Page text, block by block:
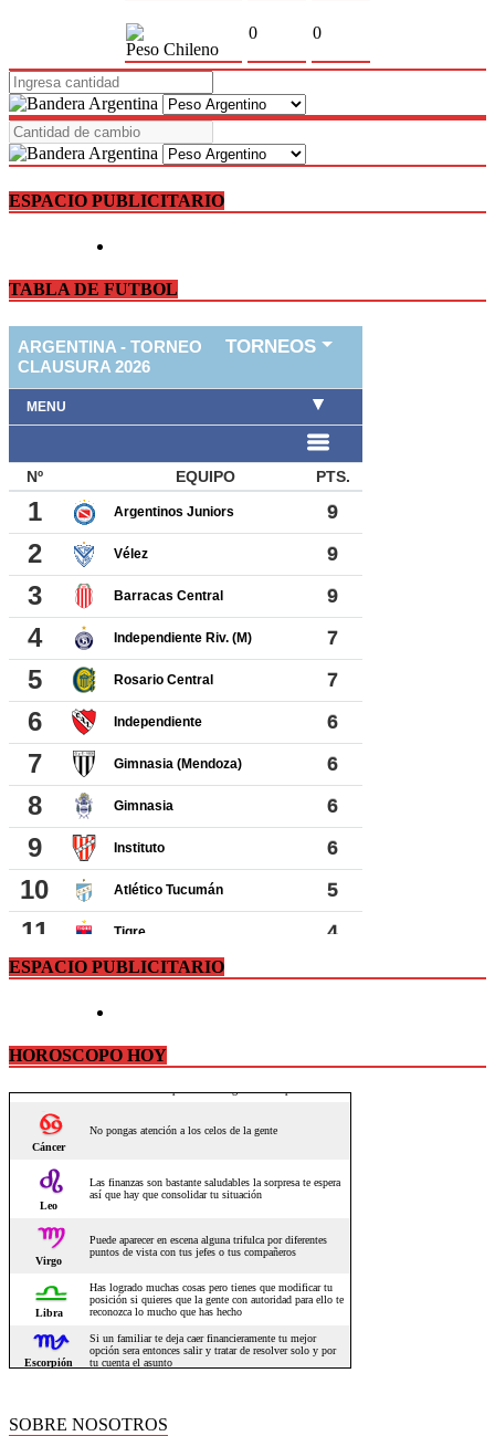
Peso Chileno
0 0
ESPACIO PUBLICITARIO
TABLA DE FUTBOL
ESPACIO PUBLICITARIO
HOROSCOPO HOY
SOBRE NOSOTROS